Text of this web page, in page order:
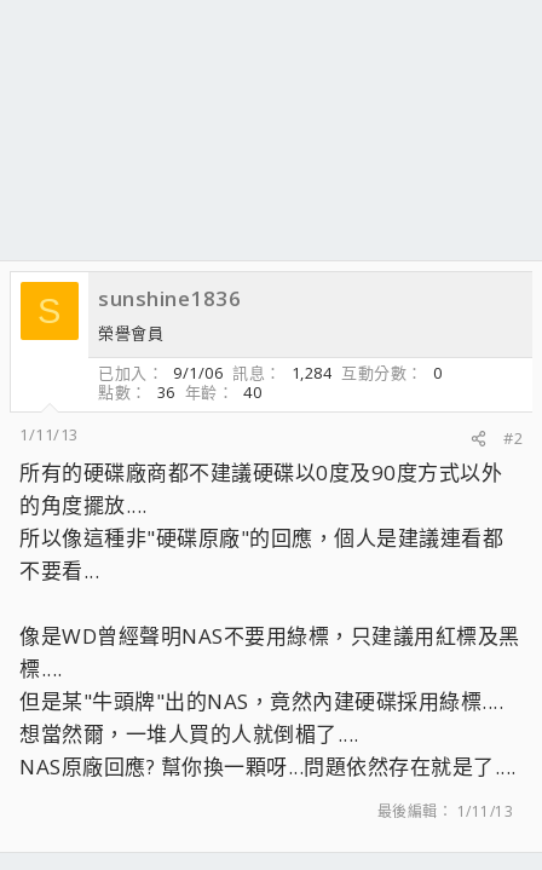
S sunshine1836
榮譽會員
已加入
9/1/06 訊息 1,284 互動分數
0
點數
36 年齡
40
1/11/13
#2
所有的硬碟廠商都不建議硬碟以0度及90度方式以外
的角度擺放....
所以像這種非"硬碟原廠"的回應，個人是建議連看都
不要看...
像是WD曾經聲明NAS不要用綠標，只建議用紅標及黑
標....
但是某"牛頭牌"出的NAS，竟然內建硬碟採用綠標....
想當然爾，一堆人買的人就倒楣了....
NAS原廠回應? 幫你換一顆呀...問題依然存在就是了....
最後編輯： 1/11/13